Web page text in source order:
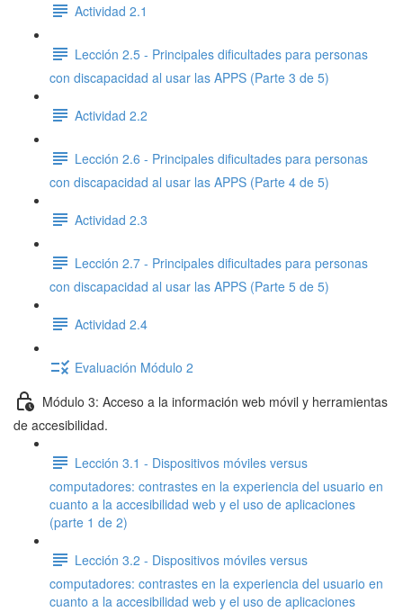
Actividad 2.1
Lección 2.5 - Principales dificultades para personas
con discapacidad al usar las APPS (Parte 3 de 5)
Actividad 2.2
Lección 2.6 - Principales dificultades para personas
con discapacidad al usar las APPS (Parte 4 de 5)
Actividad 2.3
Lección 2.7 - Principales dificultades para personas
con discapacidad al usar las APPS (Parte 5 de 5)
Actividad 2.4
Evaluación Módulo 2
Módulo 3: Acceso a la información web móvil y herramientas
de accesibilidad.
Lección 3.1 - Dispositivos móviles versus
computadores: contrastes en la experiencia del usuario en
cuanto a la accesibilidad web y el uso de aplicaciones
(parte 1 de 2)
Lección 3.2 - Dispositivos móviles versus
computadores: contrastes en la experiencia del usuario en
cuanto a la accesibilidad web y el uso de aplicaciones